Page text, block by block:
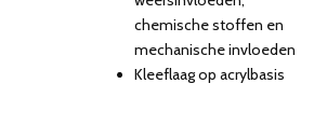
chemische stoffen en
mechanische invloeden
Kleeflaag op acrylbasis